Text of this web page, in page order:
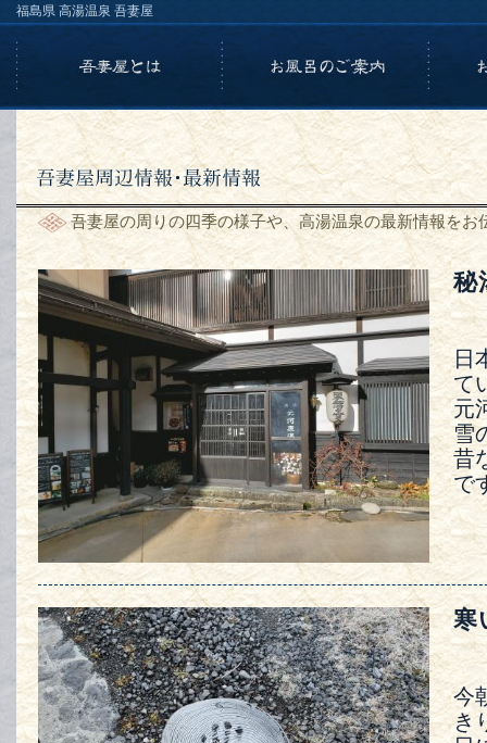
福島県 高湯温泉 吾妻屋
吾妻屋の周りの四季の様子や、高湯温泉の最新情報をお
秘
日
て
元
雪
昔
で
寒
今
き